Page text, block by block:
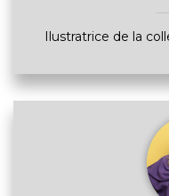
Ilustratrice de la